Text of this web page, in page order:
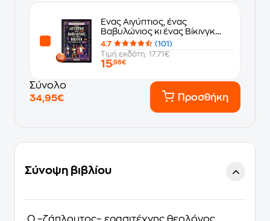
Ένας Αιγύπτιος, ένας
Βαβυλώνιος κι ένας Βίκινγκ
μπαίνουν σ’ένα μπαρ
4.7
(101)
Τιμή εκδότη: 17.71€
15,98€
Σύνολο
34,95€
Προσθήκη
Σύνοψη βιβλίου